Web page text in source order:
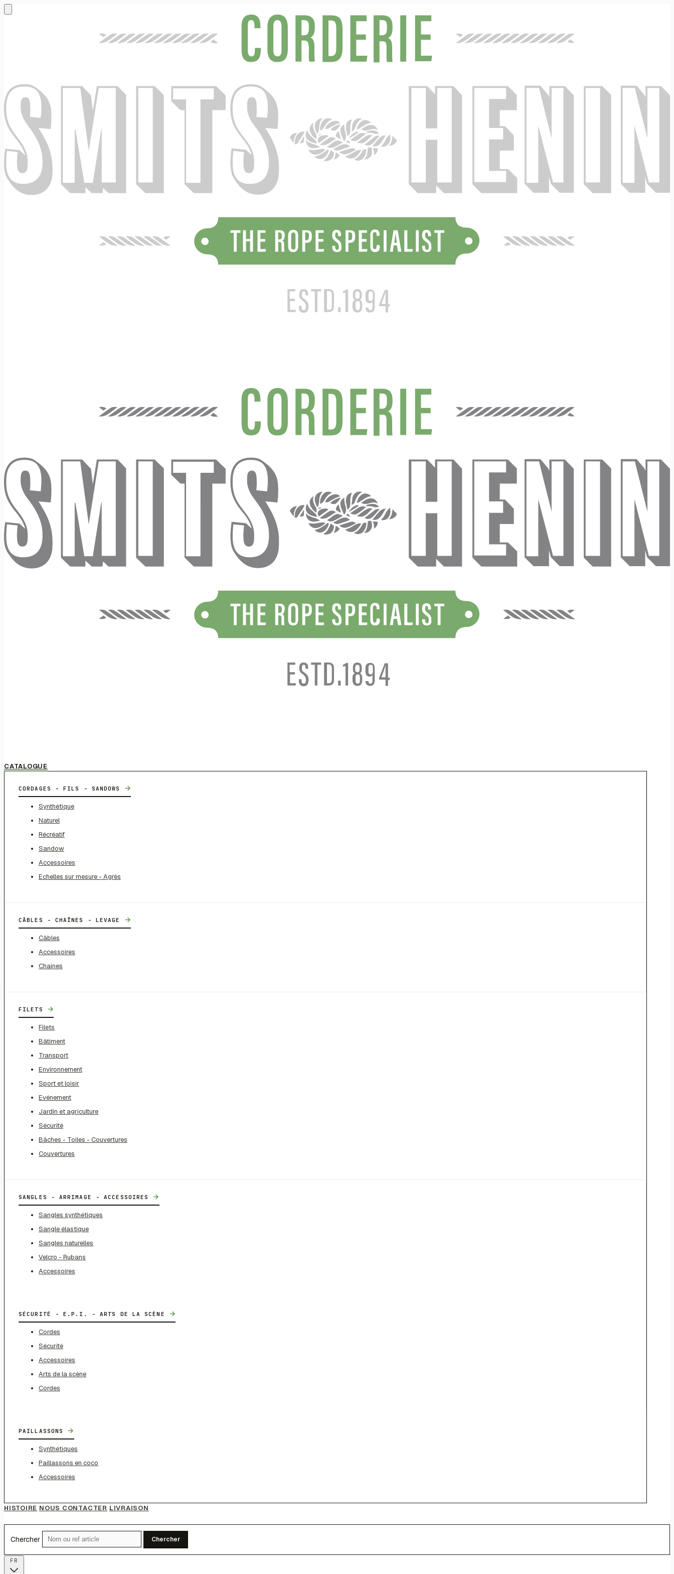
CATALOGUE
CORDAGES - FILS - SANDOWS →
Synthétique
Naturel
Récréatif
Sandow
Accessoires
Echelles sur mesure - Agrès
CÂBLES - CHAÎNES - LEVAGE →
Câbles
Accessoires
Chaines
FILETS →
Filets
Bâtiment
Transport
Environnement
Sport et loisir
Evénement
Jardin et agriculture
Sécurité
Bâches - Toiles - Couvertures
Couvertures
SANGLES - ARRIMAGE - ACCESSOIRES →
Sangles synthétiques
Sangle élastique
Sangles naturelles
Velcro - Rubans
Accessoires
SÉCURITÉ - E.P.I. - ARTS DE LA SCÈNE →
Cordes
Sécurité
Accessoires
Arts de la scène
Cordes
PAILLASSONS →
Synthétiques
Paillassons en coco
Accessoires
HISTOIRE NOUS CONTACTER LIVRAISON
Chercher Chercher